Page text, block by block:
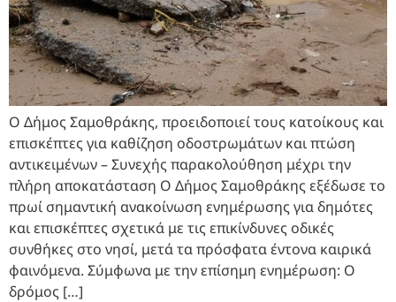
Ο Δήμος Σαμοθράκης, προειδοποιεί τους κατοίκους και
επισκέπτες για καθίζηση οδοστρωμάτων και πτώση
αντικειμένων – Συνεχής παρακολούθηση μέχρι την
πλήρη αποκατάσταση Ο Δήμος Σαμοθράκης εξέδωσε το
πρωί σημαντική ανακοίνωση ενημέρωσης για δημότες
και επισκέπτες σχετικά με τις επικίνδυνες οδικές
συνθήκες στο νησί, μετά τα πρόσφατα έντονα καιρικά
φαινόμενα. Σύμφωνα με την επίσημη ενημέρωση: Ο
δρόμος […]